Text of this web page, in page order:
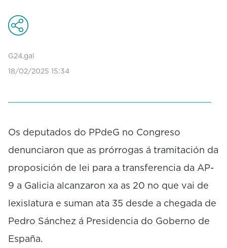
G24.gal
18/02/2025 15:34
Os deputados do PPdeG no Congreso
denunciaron que as prórrogas á tramitación da
proposición de lei para a transferencia da AP-
9 a Galicia alcanzaron xa as 20 no que vai de
lexislatura e suman ata 35 desde a chegada de
Pedro Sánchez á Presidencia do Goberno de
España.